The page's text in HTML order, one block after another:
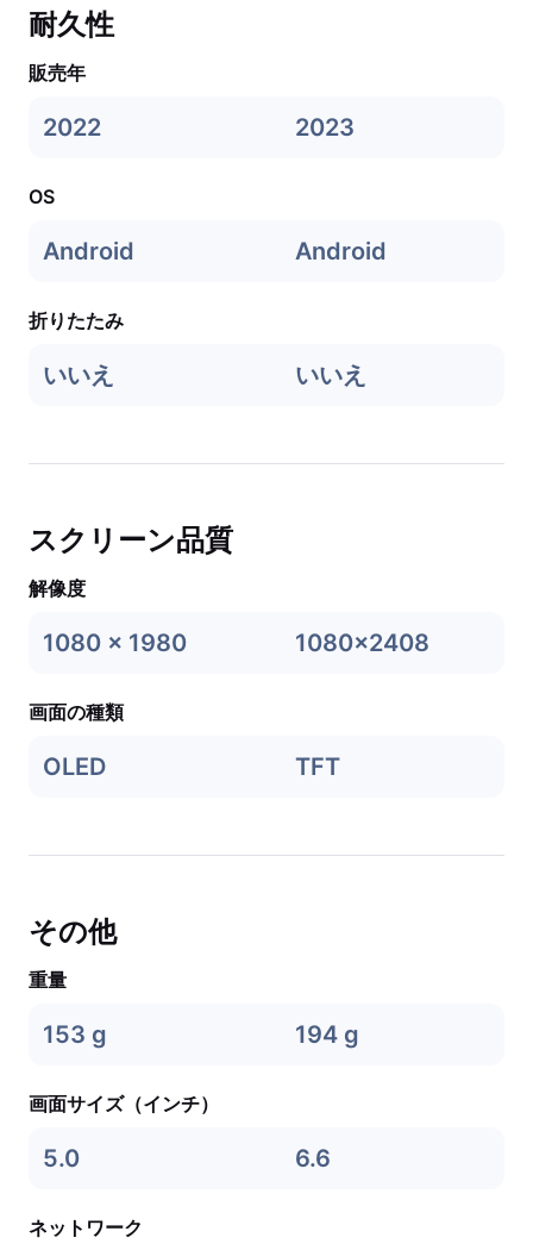
耐久性
販売年
2022 2023
OS
Android Android
折りたたみ
いいえ いいえ
スクリーン品質
解像度
1080 x 1980 1080x2408
画面の種類
OLED TFT
その他
重量
153 g 194 g
画面サイズ（インチ）
5.0 6.6
ネットワーク